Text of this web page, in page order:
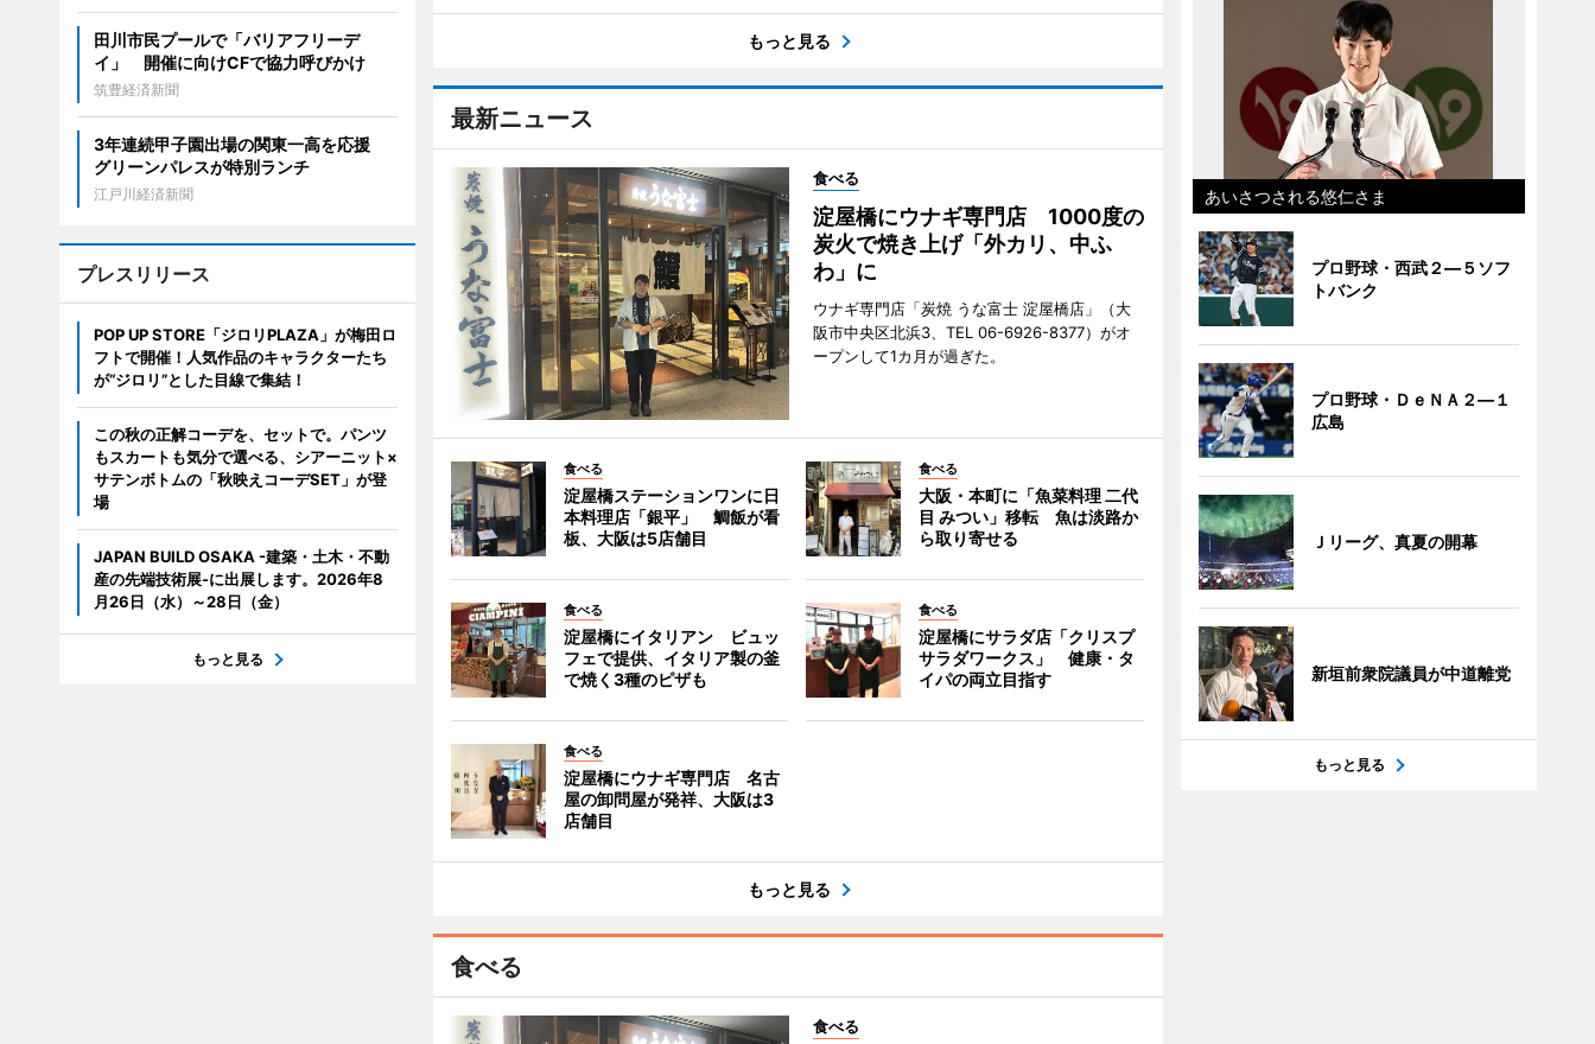
もっと見る
最新ニュース
食べる
淀屋橋にウナギ専門店 1000度の
炭火で焼き上げ「外カリ、中ふ
わ」に
ウナギ専門店「炭焼 うな富士 淀屋橋店」（大
阪市中央区北浜3、TEL 06-6926-8377）がオ
ープンして1カ月が過ぎた。
食べる
淀屋橋ステーションワンに日
本料理店「銀平」 鯛飯が看
板、大阪は5店舗目
食べる
大阪・本町に「魚菜料理 二代
目 みつい」移転 魚は淡路か
ら取り寄せる
食べる
淀屋橋にイタリアン ビュッ
フェで提供、イタリア製の釜
で焼く3種のピザも
食べる
淀屋橋にサラダ店「クリスプ
サラダワークス」 健康・タ
イパの両立目指す
食べる
淀屋橋にウナギ専門店 名古
屋の卸問屋が発祥、大阪は3
店舗目
もっと見る
食べる
食べる
田川市民プールで「バリアフリーデ
イ」 開催に向けCFで協力呼びかけ
筑豊経済新聞
3年連続甲子園出場の関東一高を応援
グリーンパレスが特別ランチ
江戸川経済新聞
プレスリリース
POP UP STORE「ジロリPLAZA」が梅田ロ
フトで開催！人気作品のキャラクターたち
が“ジロリ”とした目線で集結！
この秋の正解コーデを、セットで。パンツ
もスカートも気分で選べる、シアーニット×
サテンボトムの「秋映えコーデSET」が登
場
JAPAN BUILD OSAKA -建築・土木・不動
産の先端技術展-に出展します。2026年8
月26日（水）～28日（金）
もっと見る
あいさつされる悠仁さま
プロ野球・西武２―５ソフ
トバンク
プロ野球・ＤｅＮＡ２―１
広島
Ｊリーグ、真夏の開幕
新垣前衆院議員が中道離党
もっと見る